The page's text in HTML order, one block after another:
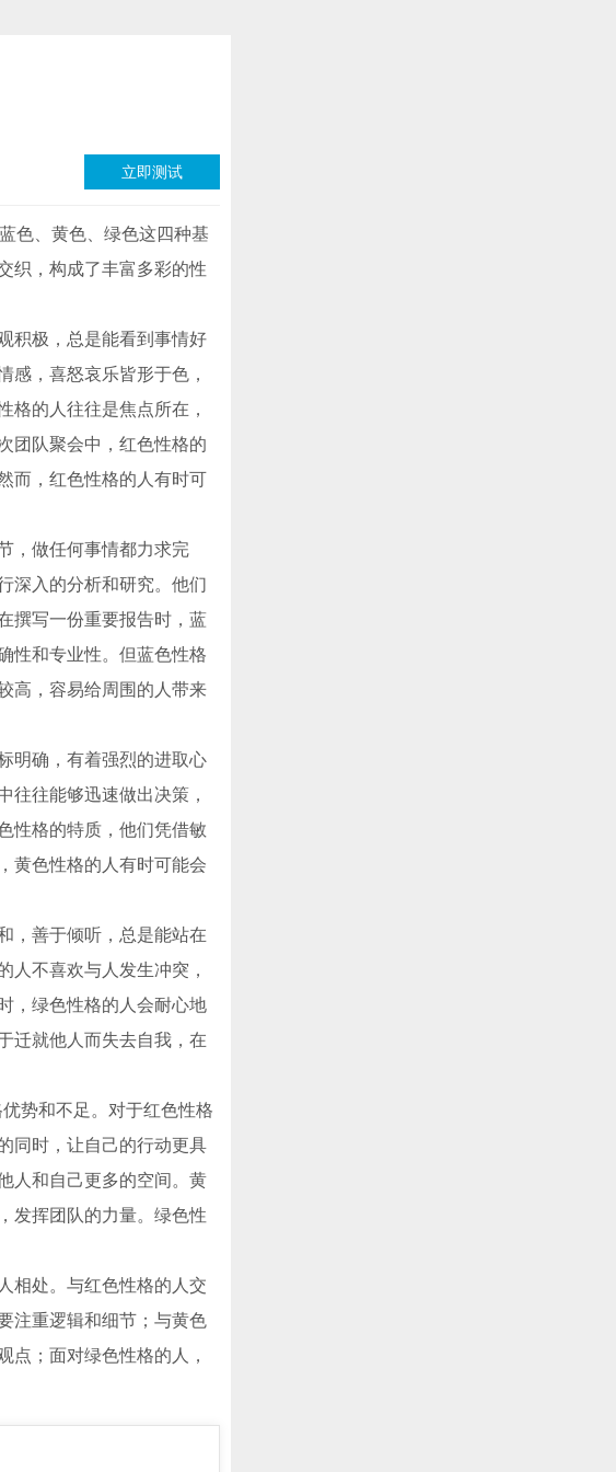
立即测试
色、黄色、绿色这四种基
织，构成了丰富多彩的性
积极，总是能看到事情好
感，喜怒哀乐皆形于色，
格的人往往是焦点所在，
团队聚会中，红色性格的
而，红色性格的人有时可
，做任何事情都力求完
深入的分析和研究。他们
撰写一份重要报告时，蓝
性和专业性。但蓝色性格
高，容易给周围的人带来
明确，有着强烈的进取心
往往能够迅速做出决策，
性格的特质，他们凭借敏
黄色性格的人有时可能会
，善于倾听，总是能站在
人不喜欢与人发生冲突，
，绿色性格的人会耐心地
迁就他人而失去自我，在
势和不足。对于红色性格
同时，让自己的行动更具
人和自己更多的空间。黄
发挥团队的力量。绿色性
相处。与红色性格的人交
注重逻辑和细节；与黄色
点；面对绿色性格的人，